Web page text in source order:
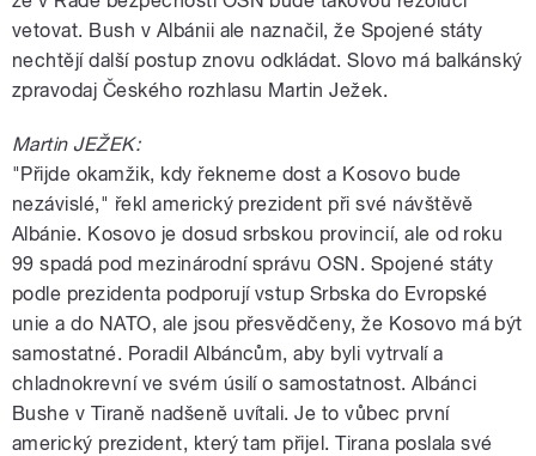
vetovat. Bush v Albánii ale naznačil, že Spojené státy
nechtějí další postup znovu odkládat. Slovo má balkánský
zpravodaj Českého rozhlasu Martin Ježek.
Martin JEŽEK:
"Přijde okamžik, kdy řekneme dost a Kosovo bude
nezávislé," řekl americký prezident při své návštěvě
Albánie. Kosovo je dosud srbskou provincií, ale od roku
99 spadá pod mezinárodní správu OSN. Spojené státy
podle prezidenta podporují vstup Srbska do Evropské
unie a do NATO, ale jsou přesvědčeny, že Kosovo má být
samostatné. Poradil Albáncům, aby byli vytrvalí a
chladnokrevní ve svém úsilí o samostatnost. Albánci
Bushe v Tiraně nadšeně uvítali. Je to vůbec první
americký prezident, který tam přijel. Tirana poslala své